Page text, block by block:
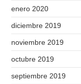
enero 2020
diciembre 2019
noviembre 2019
octubre 2019
septiembre 2019